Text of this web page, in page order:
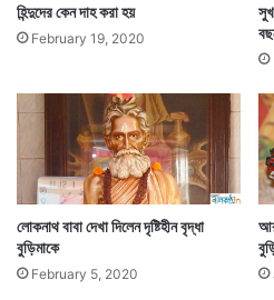
ছোট বড় মন্দির ছড়িয়ে রয়েছে
হিন্দুদের কেন দাহ করা হয়
February 19, 2020
লোকনাথ বাবা দেখা দিলেন দৃষ্টিহীন বৃদ্ধা
বুড়িমাকে
February 5, 2020